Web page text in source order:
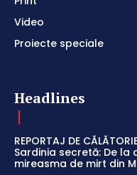
Video
Proiecte speciale
Headlines
REPORTAJ DE
Sardinia secretă: De la
mireasma de mirt din